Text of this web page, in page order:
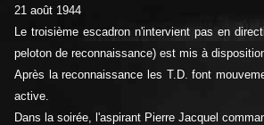
21 août 1944
Le troisième escadron n'intervient pas en
peloton de reconnaissance) est mis à
Après la reconnaissance les T.D. font
active.
Dans la soirée, l'aspirant Pierre Jacquel